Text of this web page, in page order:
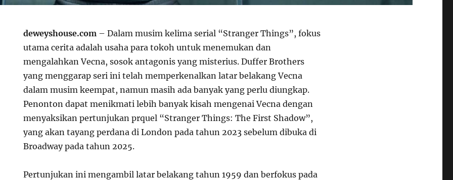
deweyshouse.com – Dalam musim kelima serial “Stranger Things”, fokus
utama cerita adalah usaha para tokoh untuk menemukan dan
mengalahkan Vecna, sosok antagonis yang misterius. Duffer Brothers
yang menggarap seri ini telah memperkenalkan latar belakang Vecna
dalam musim keempat, namun masih ada banyak yang perlu diungkap.
Penonton dapat menikmati lebih banyak kisah mengenai Vecna dengan
menyaksikan pertunjukan prquel “Stranger Things: The First Shadow”,
yang akan tayang perdana di London pada tahun 2023 sebelum dibuka di
Broadway pada tahun 2025.
Pertunjukan ini mengambil latar belakang tahun 1959 dan berfokus pada